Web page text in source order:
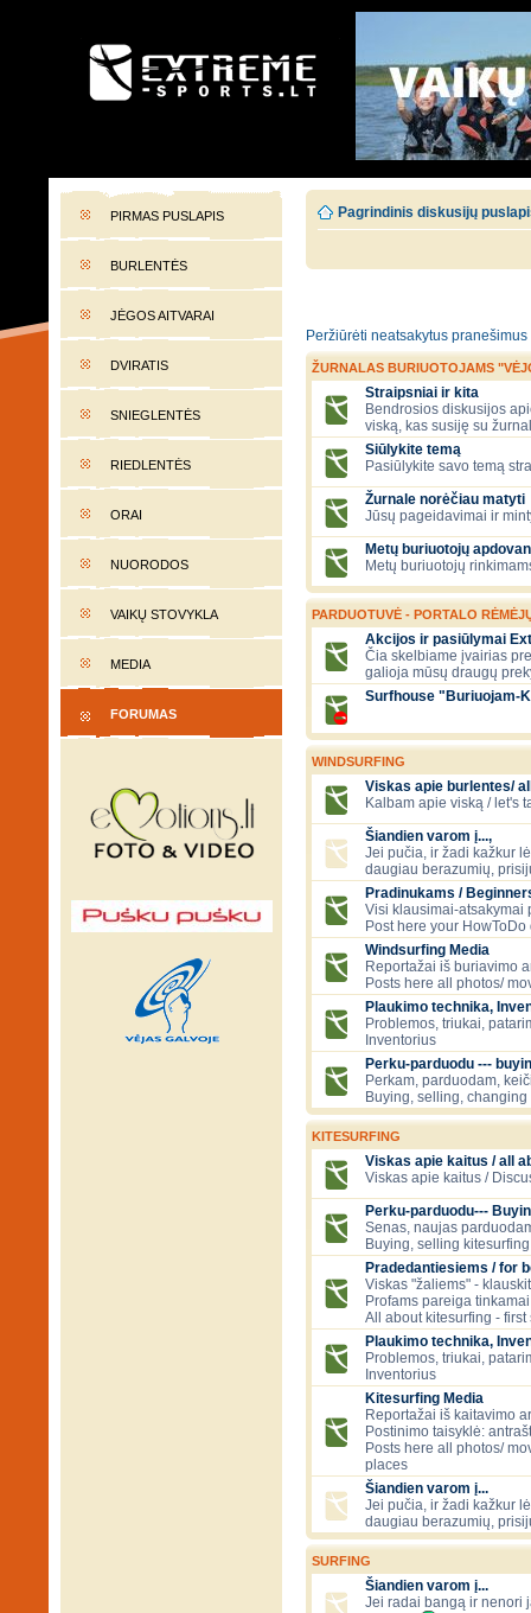
EXTREME-SPORTS.LT
PIRMAS PUSLAPIS
BURLENTĖS
JĖGOS AITVARAI
DVIRATIS
SNIEGLENTĖS
RIEDLENTĖS
ORAI
NUORODOS
VAIKŲ STOVYKLA
MEDIA
FORUMAS
Pagrindinis diskusijų
Peržiūrėti neatsakytus pranešimus
ŽURNALAS BURIUOTOJAMS
Straipsniai ir kita
Bendrosios diskusijos
viską, kas susiję su
Siūlykite temą
Pasiūlykite savo temą
Žurnale norėčiau matyti
Jūsų pageidavimai ir
Metų buriuotojų
Metų buriuotojų
PARDUOTUVĖ - PORTALO
Akcijos ir pasiūlymai
Čia skelbiame įvairias
galioja mūsų draugų
Surfhouse "Buriuojam-
WINDSURFING
Viskas apie burlentes/
Kalbam apie viską / let's
Šiandien varom į...,
Jei pučia, ir žadi kažkur
daugiau berazumių,
Pradinukams /
Visi klausimai-atsakymai
Post here your
Windsurfing Media
Reportažai iš buriavimo
Posts here all photos/
Plaukimo technika,
Problemos, triukai,
Inventorius
Perku-parduodu ---
Perkam, parduodam,
Buying, selling,
KITESURFING
Viskas apie kaitus / all
Viskas apie kaitus /
Perku-parduodu---
Senas, naujas
Buying, selling
Pradedantiesiems / for
Viskas "žaliems" -
Profams pareiga
All about kitesurfing - first
Plaukimo technika,
Problemos, triukai,
Inventorius
Kitesurfing Media
Reportažai iš kaitavimo
Postinimo taisyklė:
Posts here all photos/
places
Šiandien varom į...
Jei pučia, ir žadi kažkur
daugiau berazumių,
SURFING
Šiandien varom į...
Jei radai bangą ir nenori